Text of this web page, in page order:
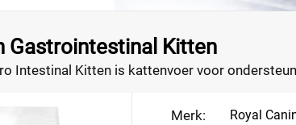
Gastrointestinal Kitten
Intestinal Kitten is kattenvoer voor
kleine portie genoeg energie binnen.
Merk:
Royal